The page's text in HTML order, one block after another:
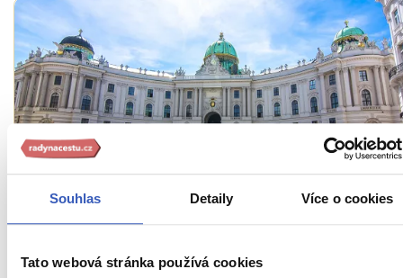
Souhlas Detaily Více o cookies
Tato webová stránka používá cookies
Oblíbená místa
místě